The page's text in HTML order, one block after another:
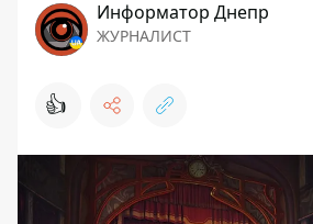
Информатор Днепр
ЖУРНАЛИСТ
👍